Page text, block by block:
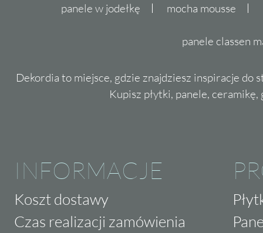
panele w jodełkę mocha mousse
panele classen
Dekordia to miejsce, gdzie znajdziesz inspiracje do
Kupisz płytki, panele,
INFORMACJE
Koszt dostawy
Czas realizacji zamówienia